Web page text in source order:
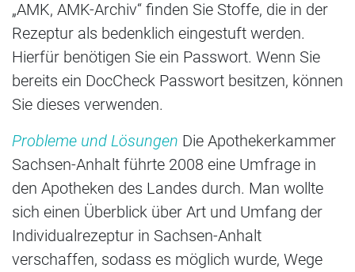
„AMK, AMK-Archiv“ finden Sie Stoffe, die in der
Rezeptur als bedenklich eingestuft werden.
Hierfür benötigen Sie ein Passwort. Wenn Sie
bereits ein DocCheck Passwort besitzen, können
Sie dieses verwenden.
Probleme und Lösungen Die Apothekerkammer
Sachsen-Anhalt führte 2008 eine Umfrage in
den Apotheken des Landes durch. Man wollte
sich einen Überblick über Art und Umfang der
Individualrezeptur in Sachsen-Anhalt
verschaffen, sodass es möglich wurde, Wege